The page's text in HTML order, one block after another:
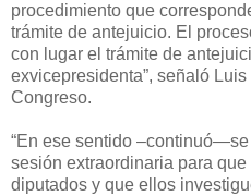
procedimiento que
trámite de antejuicio. El
con lugar el trámite de
exvicepresidenta”, señaló
Congreso.
“En ese sentido
sesión extraordinaria para
diputados y que ellos